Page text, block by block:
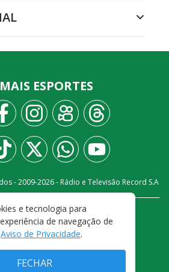
MAIS ESPORTES
- 2009-2026- Rádio e Televisão Record S.A
FALE CONOSCO
PRIVACIDADE
E CONDIÇÕES DE USO
e tecnologia para
de navegação de
Aviso de Privacidade.
FECHAR